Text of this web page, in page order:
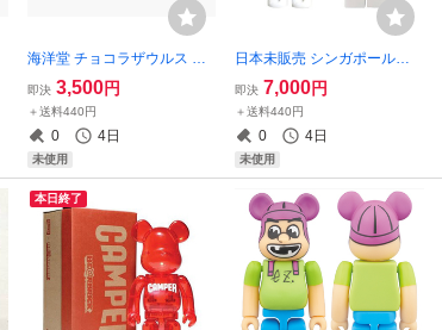
海洋堂 チョコラザウルス Din
ometal 恐竜4種セット/未使用
即決 3,500円
＋送料440円
0 4日
未使用
日本未販売 シンガポール限
定 独立50周年記念 SG50 10
0%ベアブリック/未開封ラス
即決 7,000円
＋送料440円
0 4日
未使用
本日終了